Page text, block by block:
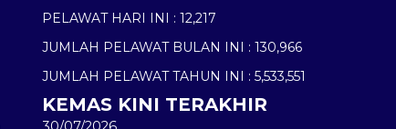
PELAWAT HARI INI : 12,217
JUMLAH PELAWAT BULAN INI : 130,966
JUMLAH PELAWAT TAHUN INI : 5,533,551
KEMAS KINI TERAKHIR